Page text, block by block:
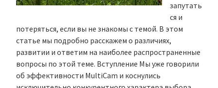
запутать
ся и
потеряться, если вы не знакомы с темой. В этом
статье мы подробно расскажем о различиях,
развитии и ответим на наиболее распространенные
вопросы по этой теме. Вступление Мы уже говорили
об эффективности MultiCam и коснулись